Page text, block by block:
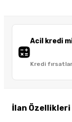
Acil kredi
Kredi
İlan Özellikleri